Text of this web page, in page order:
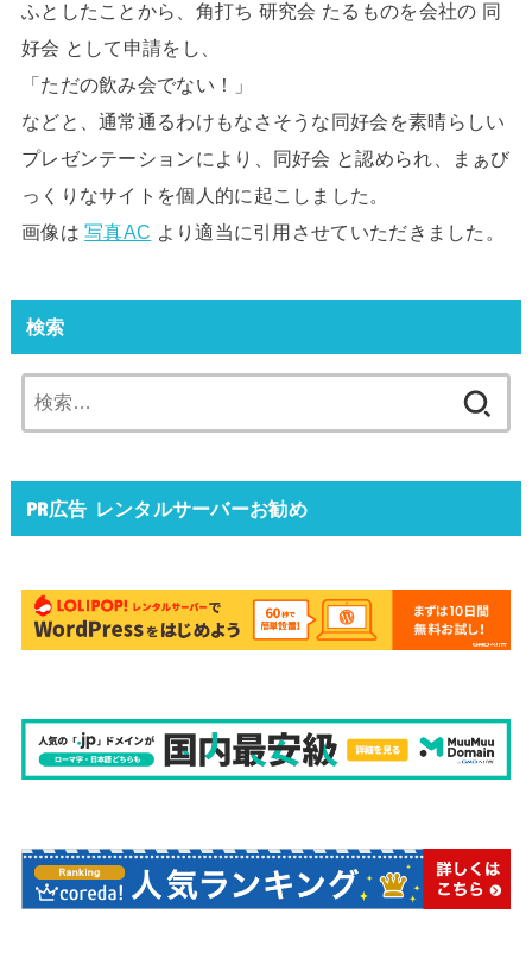
ふとしたことから、角打ち 研究会 たるものを会社の 同
好会 として申請をし、
「ただの飲み会でない！」
などと、通常通るわけもなさそうな同好会を素晴らしい
プレゼンテーションにより、同好会 と認められ、まぁび
っくりなサイトを個人的に起こしました。
画像は写真AC より適当に引用させていただきました。
検索
索:
PR広告 レンタルサーバーお勧め